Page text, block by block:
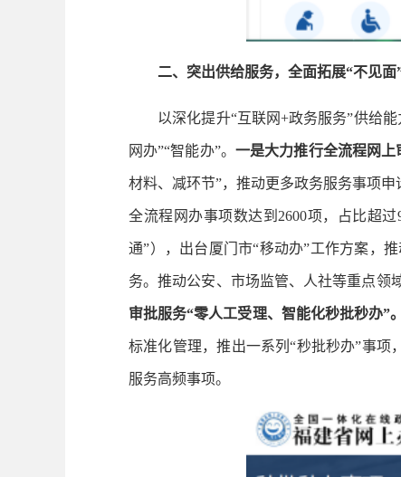
二、突出供给服务，全面拓展“不见面
以深化提升“互联网+政务服务”供给能
网办”“智能办”。 一是大力推行全流程网上
材料、减环节”，推动更多政务服务事项
全流程网办事项数达到2600项，占比超过
通”），出台厦门市“移动办”工作方案，
务。推动公安、市场监管、人社等重点领
审批服务“零人工受理、智能化秒批秒办”
标准化管理，推出一系列“秒批秒办”事
服务高频事项。